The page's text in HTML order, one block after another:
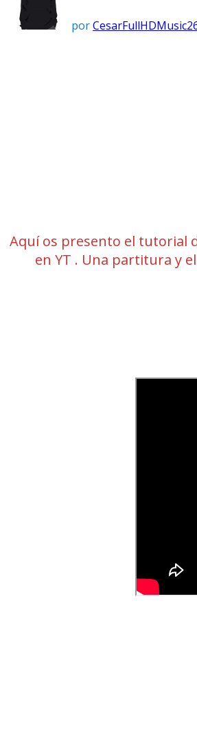
porCesarFullHDMusic
Aquí os presento el tutorial
en YT . Una partitura y